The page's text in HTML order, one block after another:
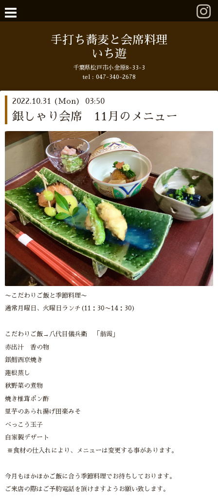
手打ち蕎麦と会席料理
いち遊
千葉県松戸市小金原8-33-3
tel : 047-340-2678
2022.10.31 (Mon) 03:50
銀しゃり会席 11月のメニュー
〜こだわりご飯と季節料理〜
通常月曜日、火曜日ランチ(11：30〜14：30)
こだわりご飯→八代目儀兵衛 「翁霞」
赤出汁 香の物
銀鱈西京焼き
蓮根蒸し
秋野菜の煮物
焼き椎茸ポン酢
里芋のあられ揚げ田楽みそ
べっこう玉子
自家製デザート
※食材の仕入れにより、メニューは変更する事があります。
今月もほかほかご飯に合う季節料理でお待ちしております。
ご来店の際はご予約電話を頂けますようお願い致します。